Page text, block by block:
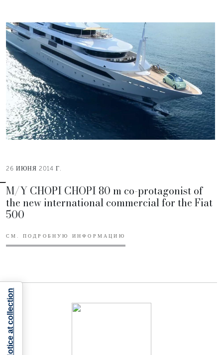
26 ИЮНЯ 2014 Г.
M/Y CHOPI CHOPI 80 m co-protagonist of
the new international commercial for the Fiat
500
СМ. ПОДРОБНУЮ ИНФОРМАЦИЮ
Notice at collection